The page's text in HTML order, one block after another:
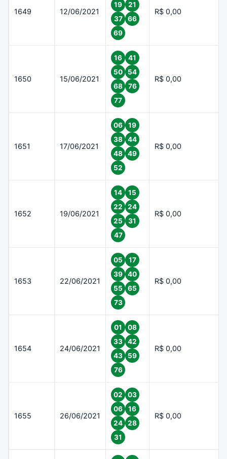
1649 12/06/2021
19
21
37
66
69
R$ 0,00
1650 15/06/2021
16
41
50
54
68
76
77
R$ 0,00
1651 17/06/2021
06
19
38
44
48
49
52
R$ 0,00
1652 19/06/2021
14
15
22
24
25
31
47
R$ 0,00
1653 22/06/2021
05
17
39
40
55
65
73
R$ 0,00
1654 24/06/2021
01
08
33
42
43
59
76
R$ 0,00
1655 26/06/2021
02
03
06
16
24
28
31
R$ 0,00